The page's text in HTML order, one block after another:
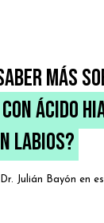
MÁS
ÁCIDO
LABIOS?
Dr. Julián Bayón en